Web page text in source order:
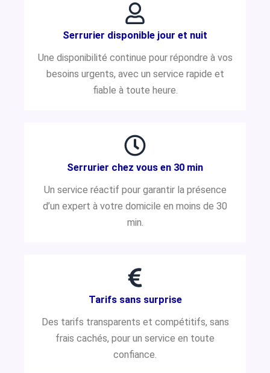
Serrurier disponible jour et nuit
Une disponibilité continue pour répondre à vos
besoins urgents, avec un service rapide et
fiable à toute heure.
Serrurier chez vous en 30 min
Un service réactif pour garantir la présence
d’un expert à votre domicile en moins de 30
min.
Tarifs sans surprise
Des tarifs transparents et compétitifs, sans
frais cachés, pour un service en toute
confiance.